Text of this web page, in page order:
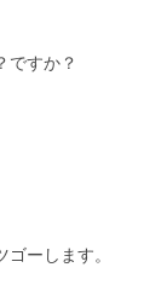
ですか？
ーします。